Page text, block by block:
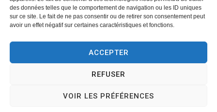
des données telles que le comportement de navigation ou les ID uniques
sur ce site. Le fait de ne pas consentir ou de retirer son consentement peut
avoir un effet négatif sur certaines caractéristiques et fonctions.
ACCEPTER
REFUSER
VOIR LES PRÉFÉRENCES
Samedi
Fermé
Plan du site